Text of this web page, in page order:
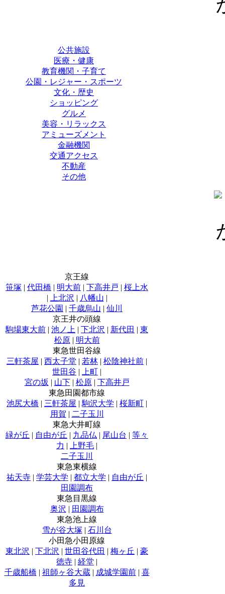
公共施設
医療・健康
教育機関・子育て
公園・レジャー・スポーツ
文化・歴史
ショッピング
グルメ
美容・リラックス
アミューズメント
金融機関
交通アクセス
不動産
その他
京王線
笹塚 | 代田橋 | 明大前 | 下高井戸 | 桜上水
|
上北沢 | 八幡山 |
芦花公園 | 千歳烏山 | 仙川
京王井の頭線
駒場東大前 | 池ノ上 | 下北沢 | 新代田 | 東
松原| 明大前
東急世田谷線
三軒茶屋 | 西太子堂 | 若林 | 松陰神社前 |
世田谷 | 上町 |
宮の坂 | 山下| 松原| 下高井戸
東急田園都市線
池尻大橋 | 三軒茶屋 | 駒沢大学 | 桜新町 |
用賀 | 二子玉川
東急大井町線
緑が丘 | 自由が丘 | 九品仏 | 尾山台 | 等々
力 | 上野毛 |
二子玉川
東急東横線
祐天寺 | 学芸大学 | 都立大学 | 自由が丘 |
田園調布
東急目黒線
奥沢 | 田園調布
東急池上線
雪が谷大塚 | 石川台
小田急小田原線
東北沢 | 下北沢 | 世田谷代田 | 梅ヶ丘 | 豪
徳寺 | 経堂 |
千歳船橋 | 祖師ヶ谷大蔵| 成城学園前| 喜
多見